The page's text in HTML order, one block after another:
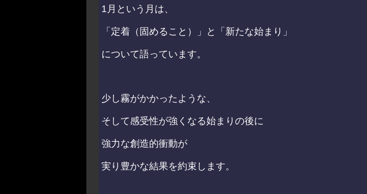
1月という月は、
「定着（固めること）」と「新たな始まり」
について語っています。
少し霧がかかったような、
そして感受性が強くなる始まりの後に
強力な創造的衝動が
実り豊かな結果を約束します。